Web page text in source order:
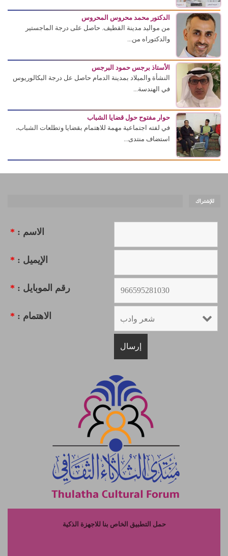
الدكتور محمد محروس المحروس
من مواليد مدينة القطيف. حاصل على درجة الماجستير
والدكتوراه من...
الأستاذ برجس حمود البرجس
النشأة والميلاد بمدينة الدمام حاصل عل درجة البكالوريوس
في الهندسة...
حوار مفتوح حول قضايا الشباب
في لفته اجتماعية مهمة للاهتمام بقضايا وتطلعات الشباب،
استضاف منتدى...
للإشتراك
الاسم : *
الإيميل : *
رقم الموبايل : *
الاهتمام : *
حمل التطبيق الخاص بنا للاجهزة الذكية